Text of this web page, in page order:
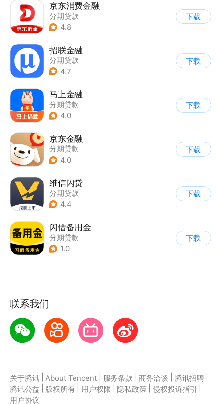
京东消费金融
分期贷款
4.8
下载
招联金融
分期贷款
4.7
下载
马上金融
分期贷款
4.0
下载
京东金融
分期贷款
4.0
下载
维信闪贷
分期贷款
4.4
下载
闪借备用金
分期贷款
1.0
下载
联系我们
关于腾讯 About Tencent 服务条款 商务洽谈 腾讯招聘
腾讯公益
版权所有 用户权限 隐私政策 侵权投诉指引
用户协议